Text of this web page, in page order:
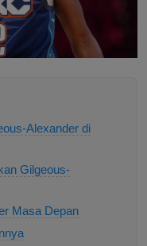
Alexander di
Gilgeous-
Masa Depan